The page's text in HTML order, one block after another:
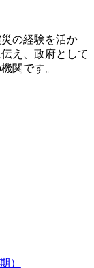
の経験を活か
え、政府として
関です。
）